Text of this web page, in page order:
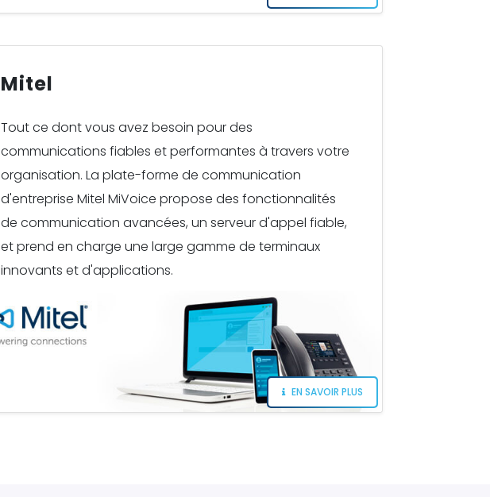
Mitel
Tout ce dont vous avez besoin pour des
communications fiables et performantes à travers votre
organisation. La plate-forme de communication
d'entreprise Mitel MiVoice propose des fonctionnalités
de communication avancées, un serveur d'appel fiable,
et prend en charge une large gamme de terminaux
innovants et d'applications.
EN SAVOIR PLUS